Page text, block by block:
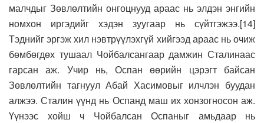
малчдыг Зөвлөлтийн онгоцнууд араас нь элдэн энгийн
номхон иргэдийг хэдэн зуугаар нь сүйтгэжээ.[14]
Тэднийг эргэж хил нэвтрүүлэхгүй хийгээд араас нь очиж
бөмбөгдөх тушаал Чойбалсангаар дамжин Сталинаас
гарсан аж. Учир нь, Оспан өөрийн цэрэгт байсан
Зөвлөлтийн тагнуул Абай Хасимовыг илчлэн буудан
алжээ. Сталин үүнд нь Оспанд маш их хонзогносон аж.
Үүнээс хойш ч Чойбалсан Оспаныг амьдаар нь